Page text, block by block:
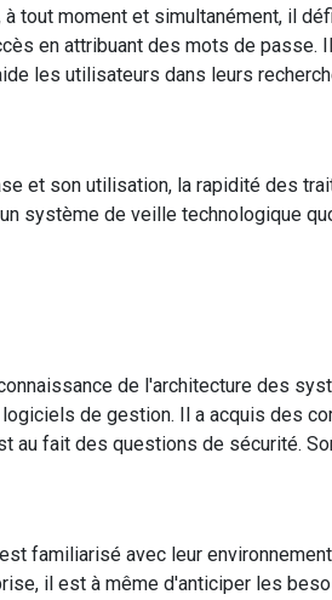
tout moment et simultanément, il
en attribuant des mots de passe.
les utilisateurs dans leurs
et son utilisation, la rapidité des
système de veille technologique
de l'architecture des
de gestion. Il a acquis des
au fait des questions de sécurité.
familiarisé avec leur
il est à même d'anticiper les